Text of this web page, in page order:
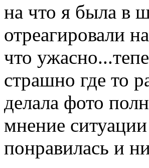
на что я была в
отреагировали
что
страшно где то
делала фото
мнение
понравилась и